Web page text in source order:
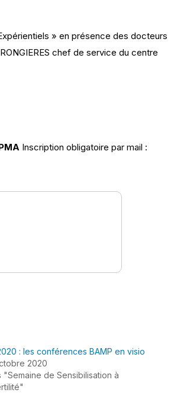
» en présence des docteurs
chef de service du centre
Inscription obligatoire par mail :
: les conférences BAMP en visio
2020
"Semaine de Sensibilisation à